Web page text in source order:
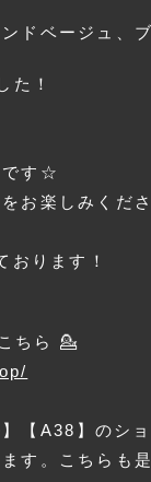
ドベージュ、
た！
です☆
お楽しみくださ
おります！
ちら 💁
A38】のショ
ます。こちら